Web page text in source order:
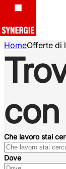
HomeOfferte di
Che lavoro stai
Dove